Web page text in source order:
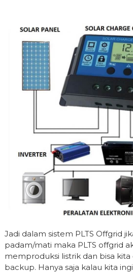
Jadi dalam sistem PLTS Offgrid
padam/mati maka PLTS offgrid
memproduksi listrik dan bisa kita
backup. Hanya saja kalau kita